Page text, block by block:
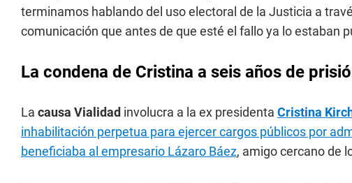
terminamos hablando del uso electoral de la Justicia a
comunicación que antes de que esté el fallo ya lo estaban
La condena de Cristina a seis años de
La causa Vialidad involucra a la ex presidenta Cristina
inhabilitación perpetua para ejercer cargos públicos por
beneficiaba al empresario Lázaro Báez, amigo cercano de